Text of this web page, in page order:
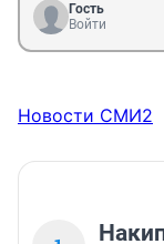
Гость
Войти
Новости СМИ2